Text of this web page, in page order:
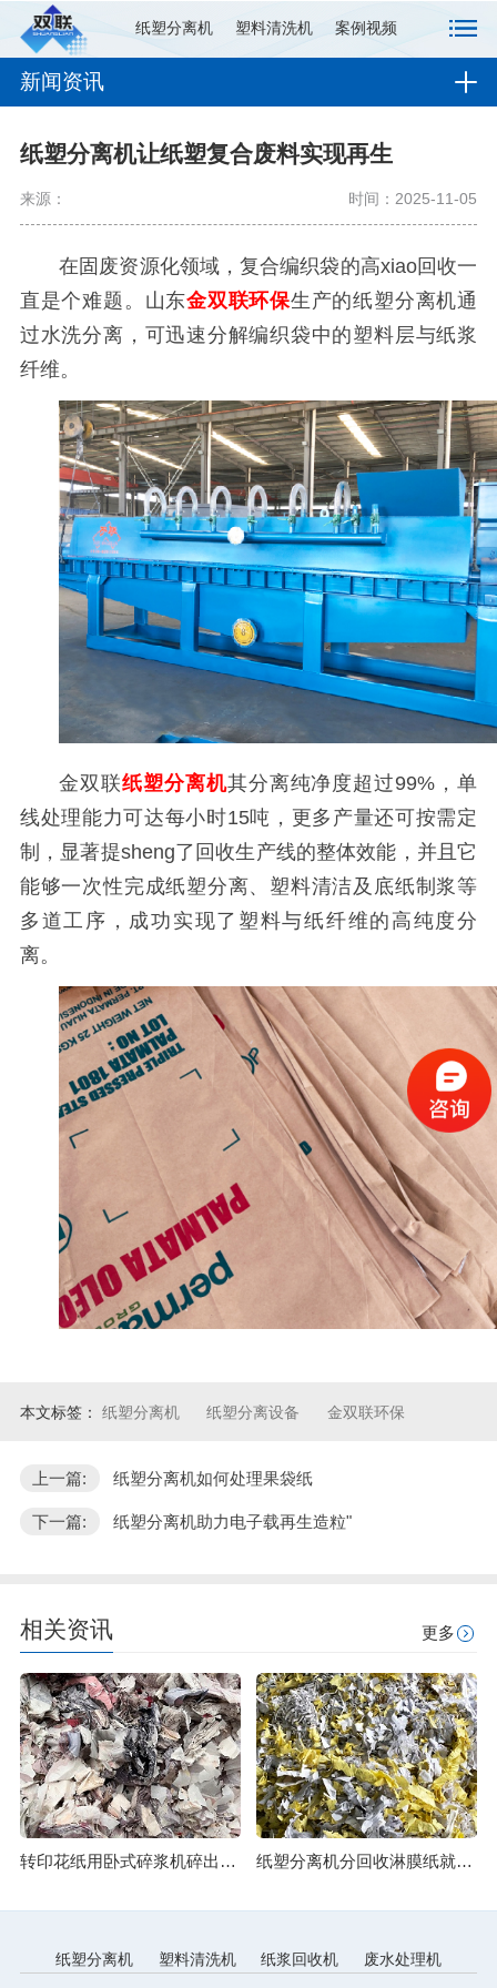
纸塑分离机 塑料清洗机 案例视频
新闻资讯
纸塑分离机让纸塑复合废料实现再生
来源： 时间：2025-11-05
在固废资源化领域，复合编织袋的高xiao回收一
直是个难题。山东金双联环保生产的纸塑分离机通
过水洗分离，可迅速分解编织袋中的塑料层与纸浆
纤维。
金双联纸塑分离机其分离纯净度超过99%，单
线处理能力可达每小时15吨，更多产量还可按需定
制，显著提sheng了回收生产线的整体效能，并且它
能够一次性完成纸塑分离、塑料清洁及底纸制浆等
多道工序，成功实现了塑料与纸纤维的高纯度分
离。
本文标签： 纸塑分离机 纸塑分离设备 金双联环保
上一篇: 纸塑分离机如何处理果袋纸
下一篇: 纸塑分离机助力电子载再生造粒"
相关资讯 更多
转印花纸用卧式碎浆机碎出细腻纸浆 纸塑分离机分回收淋膜纸就是分得开
纸塑分离机 塑料清洗机 纸浆回收机 废水处理机